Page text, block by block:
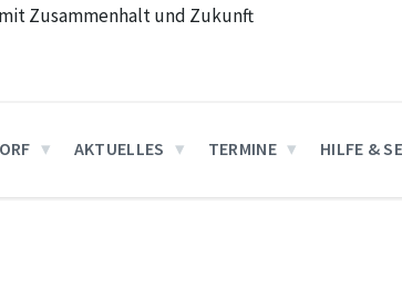
Zusammenhalt und Zukunft
AKTUELLES TERMINE HILFE &